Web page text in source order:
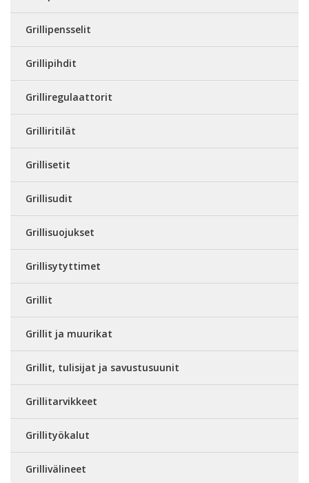
Grillipensselit
Grillipihdit
Grilliregulaattorit
Grilliritilät
Grillisetit
Grillisudit
Grillisuojukset
Grillisytyttimet
Grillit
Grillit ja muurikat
Grillit, tulisijat ja savustusuunit
Grillitarvikkeet
Grillityökalut
Grillivälineet